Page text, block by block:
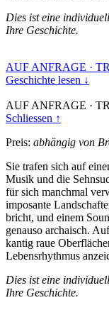
Dies ist eine
Ihre Geschichte.
AUF ANFRAGE ·
Geschichte lesen ↓
AUF ANFRAGE ·
Schliessen ↑
Preis: abhängig von
Sie trafen sich auf
Musik und die
für sich manchmal
imposante
bricht, und einem
genauso archaisch.
kantig raue
Lebensrhythmus
Dies ist eine
Ihre Geschichte.